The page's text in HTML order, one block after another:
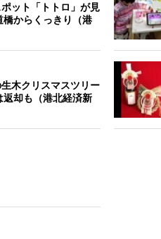
ット「トトロ」が見
からくっきり（港
木クリスマスツリー
却も（港北経済新